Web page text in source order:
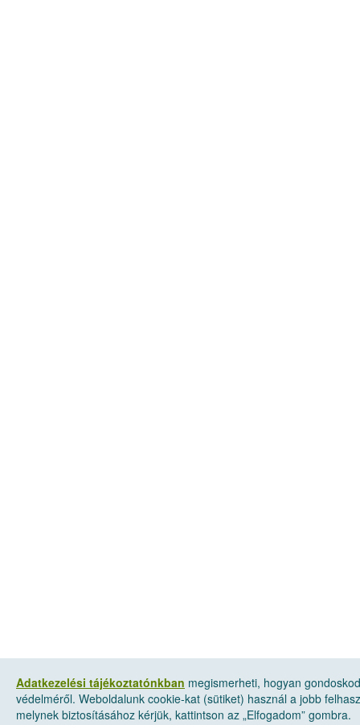
Adatkezelési tájékoztatónkban megismerheti, hogyan
védelméről. Weboldalunk cookie-kat (sütiket) használ a jobb
melynek biztosításához kérjük, kattintson az „Elfogadom” gombra.